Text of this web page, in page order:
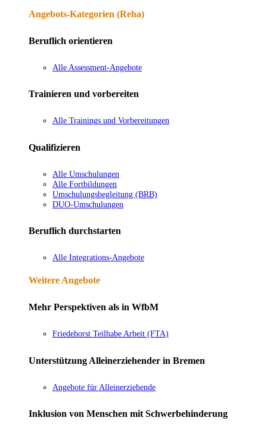
Angebots-Kategorien (Reha)
Beruflich orientieren
Alle Assessment-Angebote
Trainieren und vorbereiten
Alle Trainings und Vorbereitungen
Qualifizieren
Alle Umschulungen
Alle Fortbildungen
Umschulungsbegleitung (BRB)
DUO-Umschulungen
Beruflich durchstarten
Alle Integrations-Angebote
Weitere Angebote
Mehr Perspektiven als in WfbM
Friedehorst Teilhabe Arbeit (FTA)
Unterstützung Alleinerziehender in Bremen
Angebote für Alleinerziehende
Inklusion von Menschen mit Schwerbehinderung